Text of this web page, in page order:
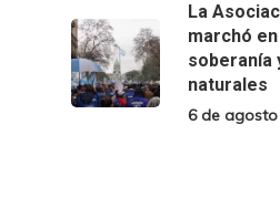
La
marchó
soberanía
naturales
6 de